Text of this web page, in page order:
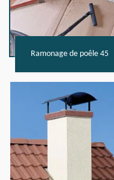
Ramonage de poêle 45